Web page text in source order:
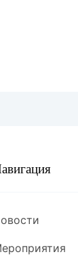
по
2026г.